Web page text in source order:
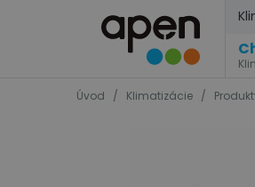
Úvod / Klimatizácie /